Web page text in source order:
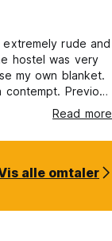
rude and
hostel was very
my own blanket.
Previous
price — I do not
Read more
alle omtaler